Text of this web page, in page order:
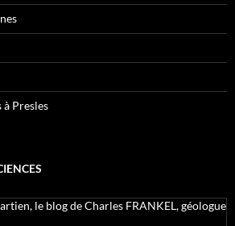
à Presles
le blog de Charles FRANKEL, géologue